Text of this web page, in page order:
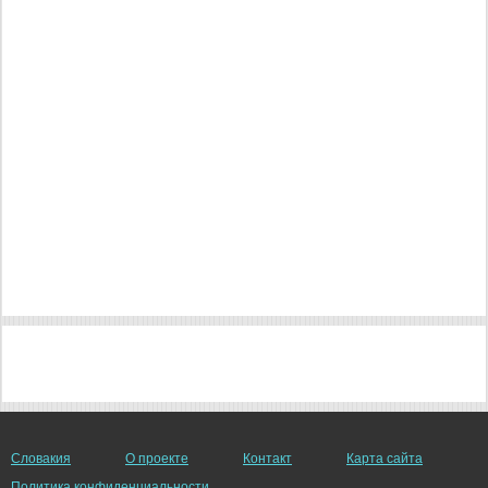
Словакия О проекте Контакт
Карта сайта